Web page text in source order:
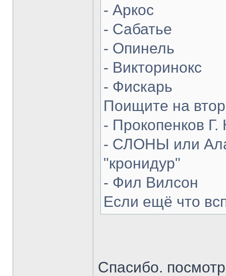
- Аркос
- Сабатье
- Опинель
- Викторинокс
- Фискарь
Поищите на
- Прокопенков Г.
- СЛОНЫ или
"кронидур"
- Фил Вилсон
Если ещё что
Спасибо.